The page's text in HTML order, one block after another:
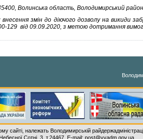
Волинська область, Володимирський
внесення змін до діючого дозволу на викиди
129 від 09.09.2020, з метою дотримання
сайті, належать Володимирській
Сотні, 3, т.24467, E-mail: post@vvadm.gov.ua